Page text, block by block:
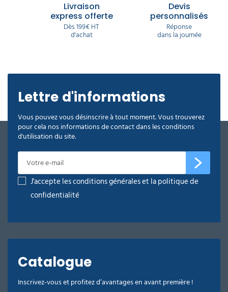
Livraison
express offerte
Dès 199€ HT
d'achat
Devis
personnalisés
Réponse
dans la journée
Lettre d'informations
Vous pouvez vous désinscrire à tout moment. Vous trouverez
pour cela nos informations de contact dans les conditions
d'utilisation du site.
J'accepte les conditions générales et la politique de
confidentialité
Catalogue
Inscrivez-vous et profitez d’avantages en avant première !